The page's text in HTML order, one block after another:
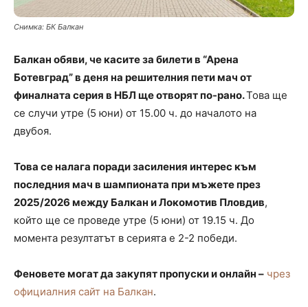
Снимка: БК Балкан
Балкан обяви, че касите за билети в “Арена
Ботевград” в деня на решителния пети мач от
финалната серия в НБЛ ще отворят по-рано.Това ще
се случи утре (5 юни) от 15.00 ч. до началото на
двубоя.
Това се налага поради засиления интерес към
последния мач в шампионата при мъжете през
2025/2026 между Балкан и Локомотив Пловдив,
който ще се проведе утре (5 юни) от 19.15 ч. До
момента резултатът в серията е 2-2 победи.
Феновете могат да закупят пропуски и онлайн – чрез
официалния сайт на Балкан.